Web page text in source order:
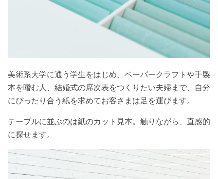
美術系大学に通う学生をはじめ、ペーパークラフトや手製
本を嗜む人、結婚式の席次表をつくりたい夫婦まで、自分
にぴったり合う紙を求めてお客さまは足を運びます。
テーブルに並ぶのは紙のカット見本。触りながら、直感的
に探せます。